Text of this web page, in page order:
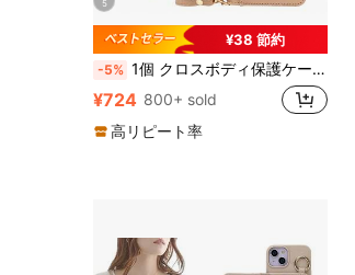
5
¥38 節約
-5% 1個 クロスボディ保護ケース カードスロット付き ジッパーポケット対応 Apple 17 ProMax/16/15/14/13/12/11pro、A56、NOTE 14 PRO 5G (国際版)、メイクアップミラー付き携帯電話保護カバー
¥724 800+ sold
高リピート率